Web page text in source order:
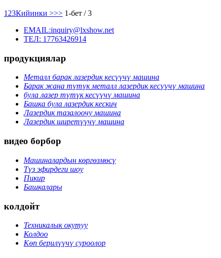
1 23Кийинки >>> 1-бет / 3
EMAIL:inquiry@lxshow.net
ТЕЛ: 17763426914
продукциялар
Металл барак лазердик кесүүчү машина
Барак жана түтүк металл лазердик кесүүчү машина
була лазер түтүк кесүүчү машина
Башка була лазердик кескич
Лазердик тазалоочу машина
Лазердик ширетүүчү машина
видео борбор
Машиналардын көргөзмөсү
Түз эфирдеги шоу
Пикир
Башкалары
колдойт
Техникалык окутуу
Колдоо
Көп берилүүчү суроолор